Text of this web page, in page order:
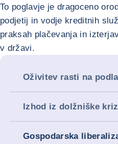
To poglavje je dragoceno
podjetij in vodje kreditnih
praksah plačevanja in
v državi.
Oživitev rasti na
Izhod iz dolžniške
Gospodarska